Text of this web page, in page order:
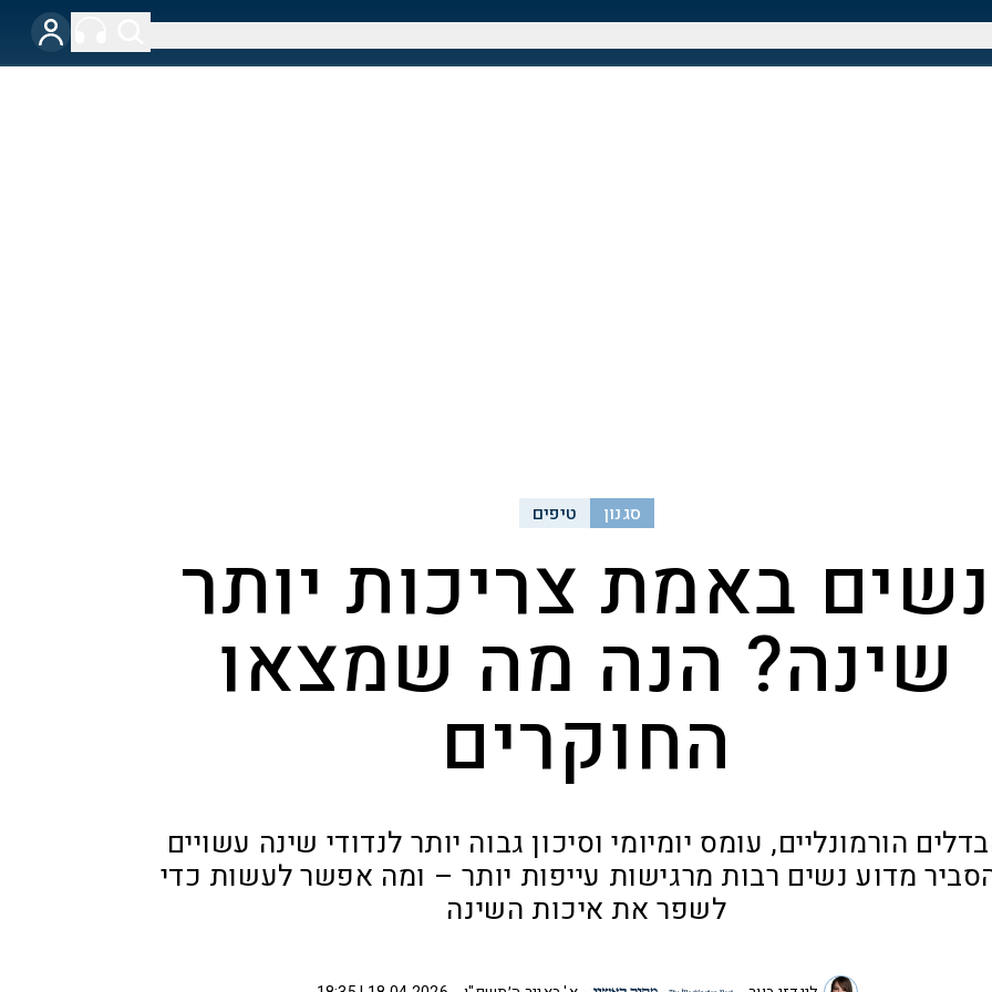
סגנון טיפים
נשים באמת צריכות יותר
שינה? הנה מה שמצאו
החוקרים
הורמונליים, עומס יומיומי וסיכון גבוה יותר לנדודי שינה עשויים
מדוע נשים רבות מרגישות עייפות יותר – ומה אפשר לעשות כדי
לשפר את איכות השינה